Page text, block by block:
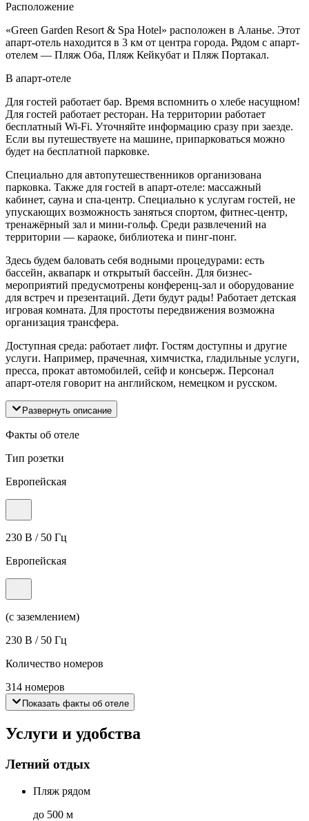
Расположение
«Green Garden Resort & Spa Hotel» расположен в Аланье. Этот
апарт-отель находится в 3 км от центра города. Рядом с апарт-
отелем — Пляж Оба, Пляж Кейкубат и Пляж Портакал.
В апарт-отеле
Для гостей работает бар. Время вспомнить о хлебе насущном!
Для гостей работает ресторан. На территории работает
бесплатный Wi-Fi. Уточняйте информацию сразу при заезде.
Если вы путешествуете на машине, припарковаться можно
будет на бесплатной парковке.
Специально для автопутешественников организована
парковка. Также для гостей в апарт-отеле: массажный
кабинет, сауна и спа-центр. Специально к услугам гостей, не
упускающих возможность заняться спортом, фитнес-центр,
тренажёрный зал и мини-гольф. Среди развлечений на
территории — караоке, библиотека и пинг-понг.
Здесь будем баловать себя водными процедурами: есть
бассейн, аквапарк и открытый бассейн. Для бизнес-
мероприятий предусмотрены конференц-зал и оборудование
для встреч и презентаций. Дети будут рады! Работает детская
игровая комната. Для простоты передвижения возможна
организация трансфера.
Доступная среда: работает лифт. Гостям доступны и другие
услуги. Например, прачечная, химчистка, гладильные услуги,
пресса, прокат автомобилей, сейф и консьерж. Персонал
апарт-отеля говорит на английском, немецком и русском.
Развернуть описание
Факты об отеле
Тип розетки
Европейская
230 В / 50 Гц
Европейская
(с заземлением)
230 В / 50 Гц
Количество номеров
314 номеров
Показать факты об отеле
Услуги и удобства
Летний отдых
Пляж рядом
до 500 м